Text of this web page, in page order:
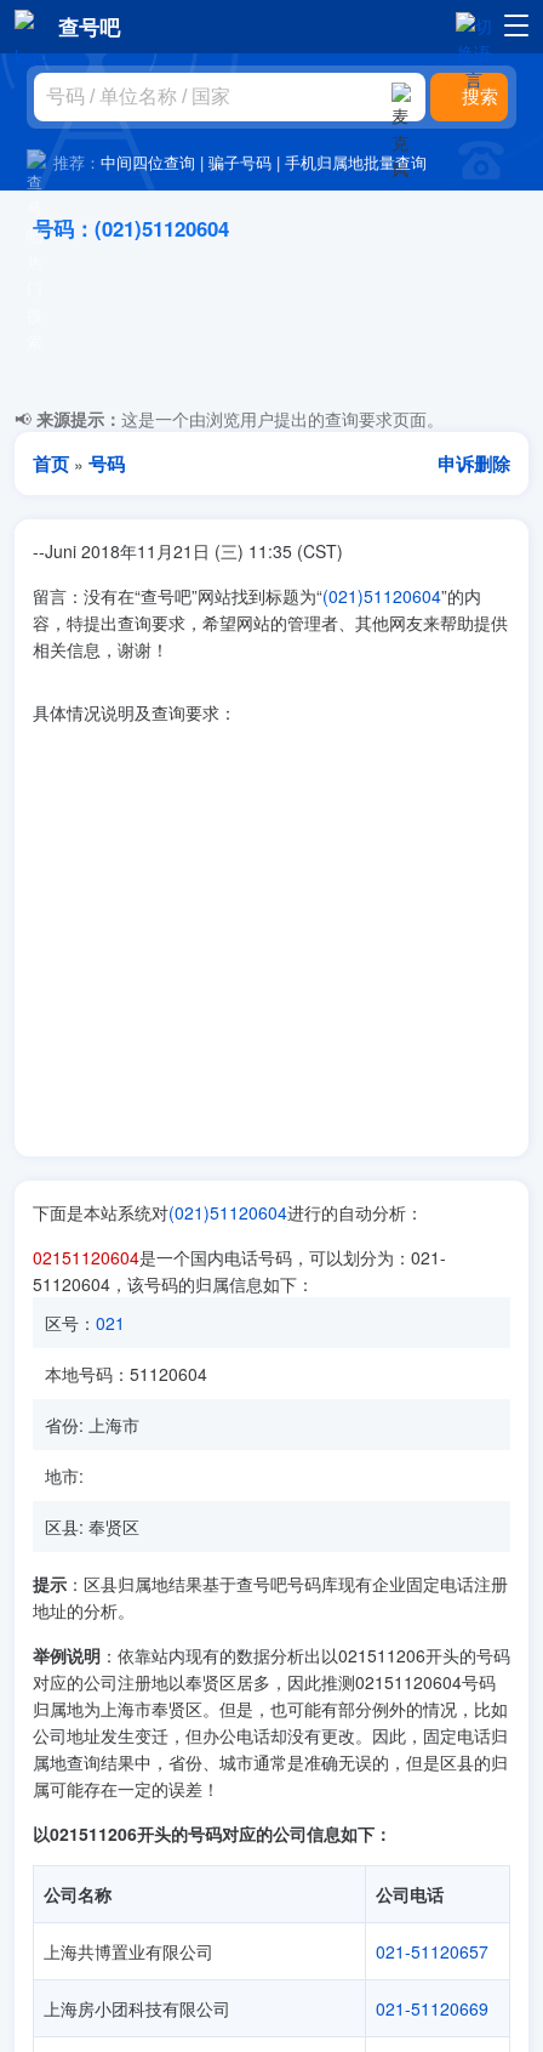
查号吧
推荐：中间四位查询 |骗子号码 |手机归属地批量查询
号码：(021)51120604
📢 来源提示： 这是一个由浏览用户提出的查询要求页面。
首页 » 号码 申诉删除
--Juni 2018年11月21日 (三) 11:35 (CST)
留言：没有在“查号吧”网站找到标题为“(021)51120604”的内
容，特提出查询要求，希望网站的管理者、其他网友来帮助提供
相关信息，谢谢！
具体情况说明及查询要求：
下面是本站系统对(021)51120604进行的自动分析：
02151120604是一个国内电话号码，可以划分为：021-
51120604，该号码的归属信息如下：
区号： 021
本地号码：51120604
省份: 上海市
地市:
区县: 奉贤区
提示 ：区县归属地结果基于查号吧号码库现有企业固定电话注册
地址的分析。
举例说明 ：依靠站内现有的数据分析出以021511206开头的号码
对应的公司注册地以奉贤区居多，因此推测02151120604号码
归属地为上海市奉贤区。但是，也可能有部分例外的情况，比如
公司地址发生变迁，但办公电话却没有更改。因此，固定电话归
属地查询结果中，省份、城市通常是准确无误的，但是区县的归
属可能存在一定的误差！
以021511206开头的号码对应的公司信息如下：
公司名称 公司电话
上海共博置业有限公司 021-51120657
上海房小团科技有限公司 021-51120669